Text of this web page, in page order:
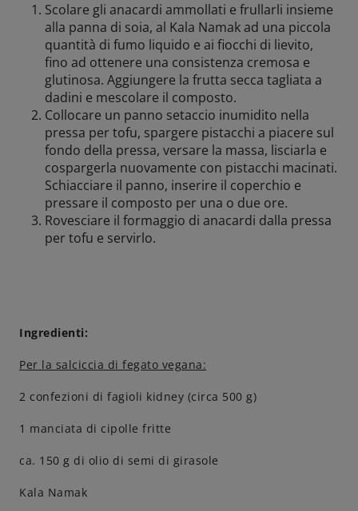
Scolare gli anacardi ammollati e frullarli insieme
alla panna di soia, al Kala Namak ad una piccola
quantità di fumo liquido e ai fiocchi di lievito,
fino ad ottenere una consistenza cremosa e
glutinosa. Aggiungere la frutta secca tagliata a
dadini e mescolare il composto.
Collocare un panno setaccio inumidito nella
pressa per tofu, spargere pistacchi a piacere sul
fondo della pressa, versare la massa, lisciarla e
cospargerla nuovamente con pistacchi macinati.
Schiacciare il panno, inserire il coperchio e
pressare il composto per una o due ore.
Rovesciare il formaggio di anacardi dalla pressa
per tofu e servirlo.
Ingredienti:
Per la salciccia di fegato vegana:
2 confezioni di fagioli kidney (circa 500 g)
1 manciata di cipolle fritte
ca. 150 g di olio di semi di girasole
Kala Namak